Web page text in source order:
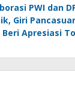
PWI dan
Giri
Beri Apresiasi